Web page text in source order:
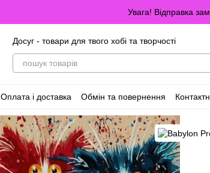
Увага! Відправка
Досуг - товари для твого хобі та творчості
Оплата і доставка Обмін та повернення